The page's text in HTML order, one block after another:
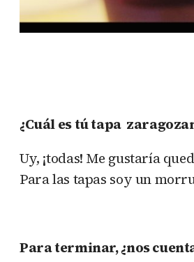
¿Cuál es tú tapa
Uy, ¡todas! Me gustaría
Para las tapas soy un
Para terminar, ¿nos